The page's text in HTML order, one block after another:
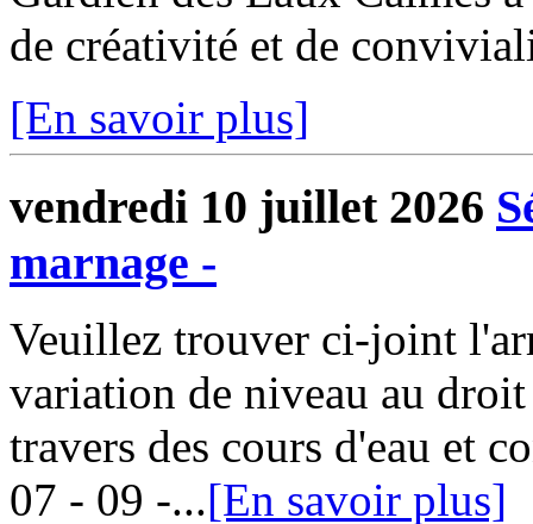
de créativité et de
[En savoir plus]
vendredi 10 juillet 2026
marnage -
Veuillez trouver ci-joint
variation de niveau au droit
travers des cours d'eau et
07 - 09 -...[En savoir plus]